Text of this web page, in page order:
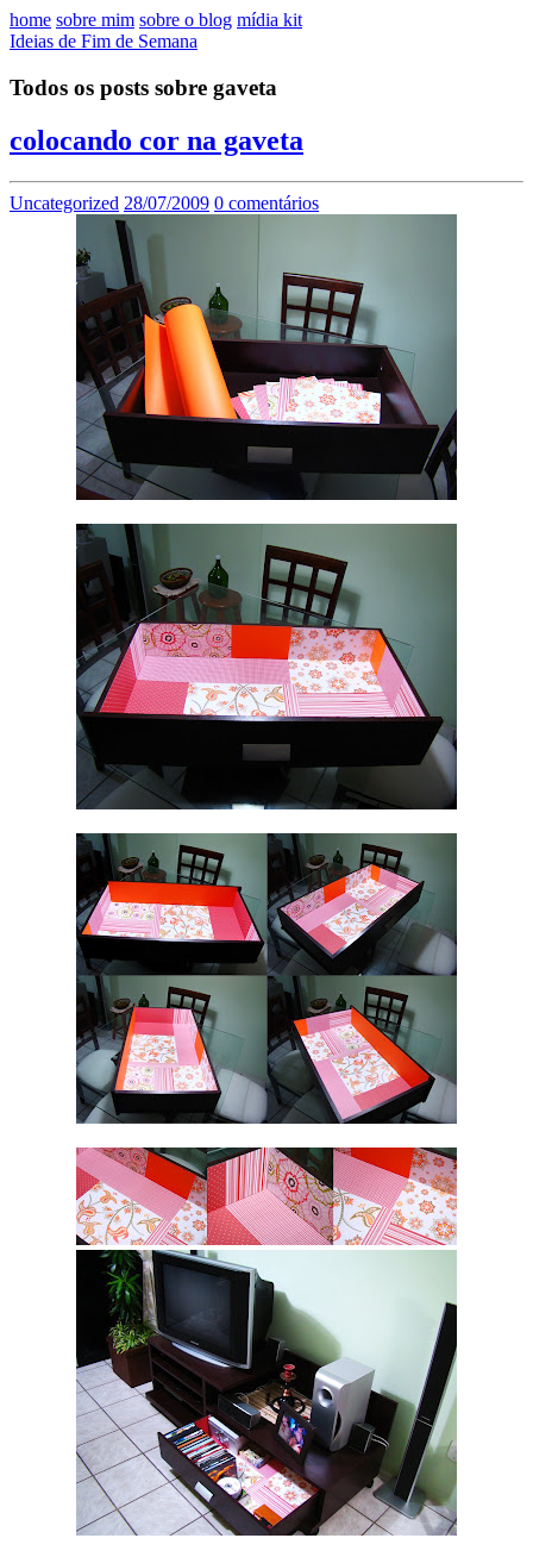
home sobre mim sobre o blog mídia kit
Ideias de Fim de Semana
Todos os posts sobre gaveta
colocando cor na gaveta
Uncategorized 28/07/2009 0 comentários